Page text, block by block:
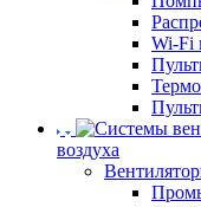
Wi-Fi
воздуха